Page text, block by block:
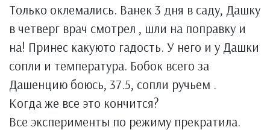
Только оклемались. Ванек 3 дня в саду, Дашку
в четверг врач смотрел , шли на поправку и
на! Принес какуюто гадость. У него и у Дашки
сопли и температура. Бобок всего за
Дашенцию боюсь, 37.5, сопли ручьем .
Когда же все это кончится?
Все эксперименты по режиму прекратила.